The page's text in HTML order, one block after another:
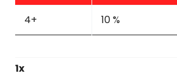
CM
4+ 10 %
1x